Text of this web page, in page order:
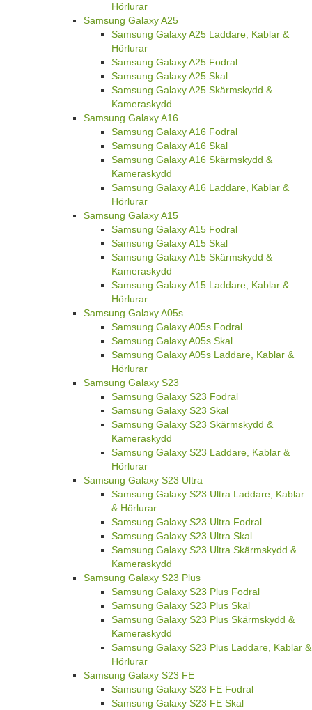
Hörlurar
Samsung Galaxy A25
Samsung Galaxy A25 Laddare, Kablar &
Hörlurar
Samsung Galaxy A25 Fodral
Samsung Galaxy A25 Skal
Samsung Galaxy A25 Skärmskydd &
Kameraskydd
Samsung Galaxy A16
Samsung Galaxy A16 Fodral
Samsung Galaxy A16 Skal
Samsung Galaxy A16 Skärmskydd &
Kameraskydd
Samsung Galaxy A16 Laddare, Kablar &
Hörlurar
Samsung Galaxy A15
Samsung Galaxy A15 Fodral
Samsung Galaxy A15 Skal
Samsung Galaxy A15 Skärmskydd &
Kameraskydd
Samsung Galaxy A15 Laddare, Kablar &
Hörlurar
Samsung Galaxy A05s
Samsung Galaxy A05s Fodral
Samsung Galaxy A05s Skal
Samsung Galaxy A05s Laddare, Kablar &
Hörlurar
Samsung Galaxy S23
Samsung Galaxy S23 Fodral
Samsung Galaxy S23 Skal
Samsung Galaxy S23 Skärmskydd &
Kameraskydd
Samsung Galaxy S23 Laddare, Kablar &
Hörlurar
Samsung Galaxy S23 Ultra
Samsung Galaxy S23 Ultra Laddare, Kablar
& Hörlurar
Samsung Galaxy S23 Ultra Fodral
Samsung Galaxy S23 Ultra Skal
Samsung Galaxy S23 Ultra Skärmskydd &
Kameraskydd
Samsung Galaxy S23 Plus
Samsung Galaxy S23 Plus Fodral
Samsung Galaxy S23 Plus Skal
Samsung Galaxy S23 Plus Skärmskydd &
Kameraskydd
Samsung Galaxy S23 Plus Laddare, Kablar &
Hörlurar
Samsung Galaxy S23 FE
Samsung Galaxy S23 FE Fodral
Samsung Galaxy S23 FE Skal